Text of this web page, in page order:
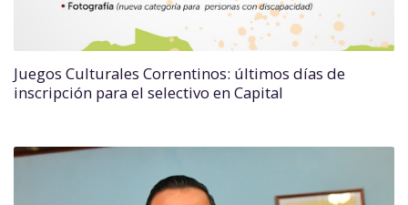
Juegos Culturales Correntinos: últimos días de
inscripción para el selectivo en Capital